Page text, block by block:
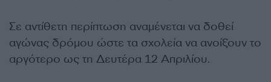
Σε αντίθετη περίπτωση αναμένεται να δοθεί
αγώνας δρόμου ώστε τα σχολεία να ανοίξουν το
αργότερο ως τη Δευτέρα 12 Απριλίου.